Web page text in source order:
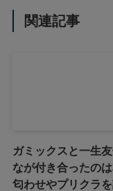
関連記事
ガミックスと一生
なが付き合ったの
匂わせやプリクラを